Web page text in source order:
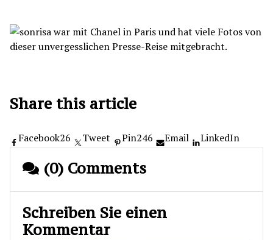
Share this article
Facebook26 Tweet Pin246 Email LinkedIn
(0) Comments
Schreiben Sie einen
Kommentar